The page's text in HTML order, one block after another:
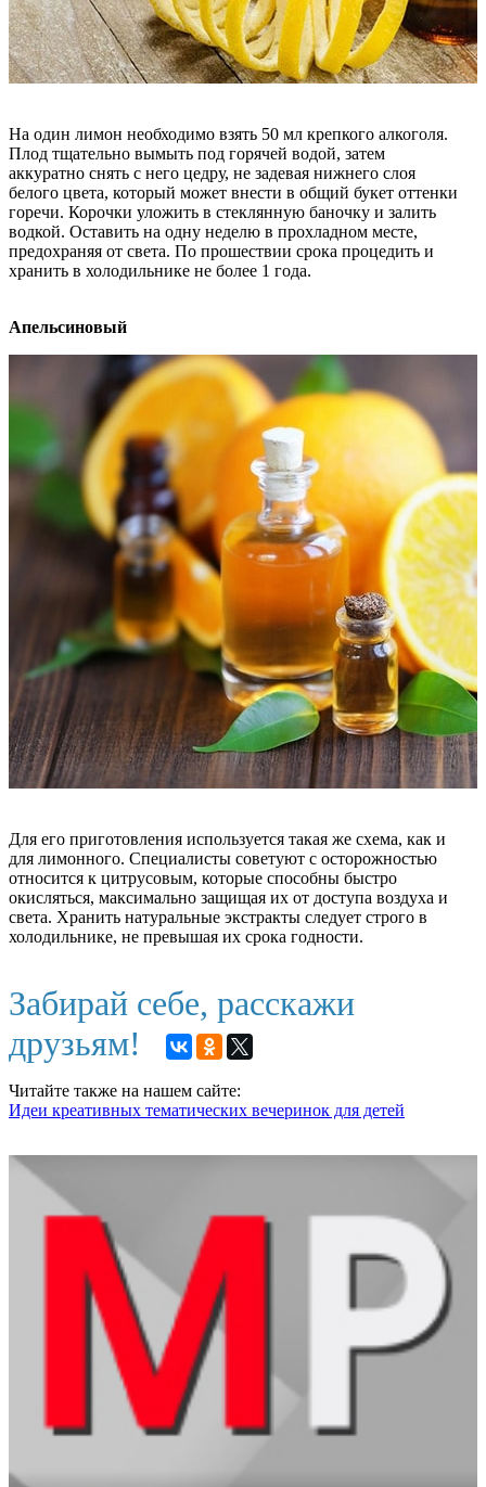
На один лимон необходимо взять 50 мл крепкого алкоголя.
Плод тщательно вымыть под горячей водой, затем
аккуратно снять с него цедру, не задевая нижнего слоя
белого цвета, который может внести в общий букет оттенки
горечи. Корочки уложить в стеклянную баночку и залить
водкой. Оставить на одну неделю в прохладном месте,
предохраняя от света. По прошествии срока процедить и
хранить в холодильнике не более 1 года.
Апельсиновый
Для его приготовления используется такая же схема, как и
для лимонного. Специалисты советуют с осторожностью
относится к цитрусовым, которые способны быстро
окисляться, максимально защищая их от доступа воздуха и
света. Хранить натуральные экстракты следует строго в
холодильнике, не превышая их срока годности.
Забирай себе, расскажи
друзьям!
Читайте также на нашем сайте:
Идеи креативных тематических вечеринок для детей